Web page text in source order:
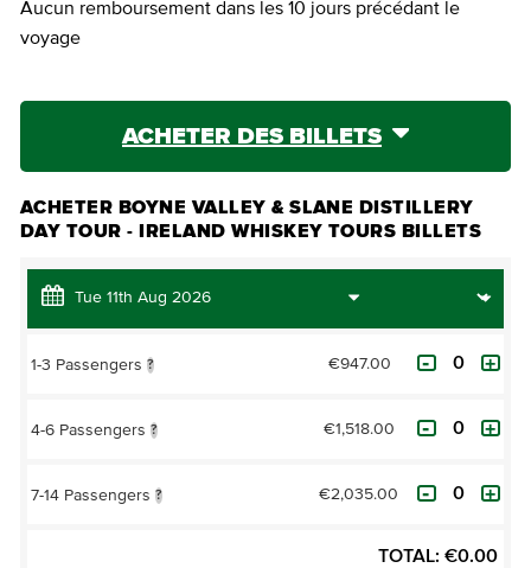
Aucun remboursement dans les 10 jours précédant le
voyage
ACHETER DES BILLETS
ACHETER BOYNE VALLEY & SLANE DISTILLERY
DAY TOUR - IRELAND WHISKEY TOURS BILLETS
1-3 Passengers ? €947.00
4-6 Passengers ? €1,518.00
7-14 Passengers ? €2,035.00
TOTAL: €0.00